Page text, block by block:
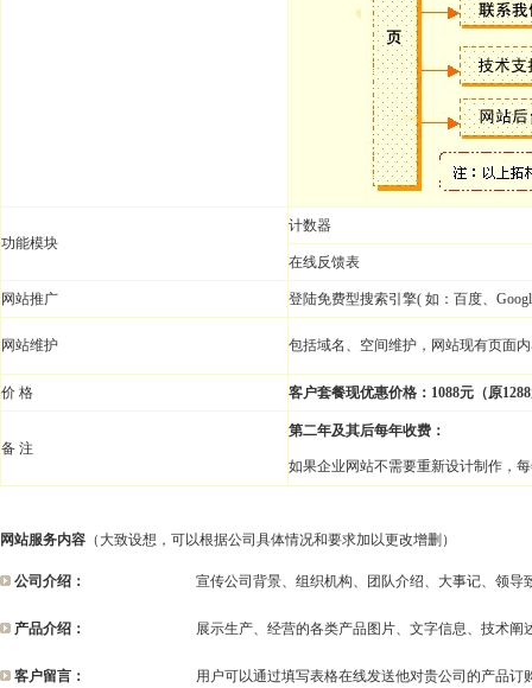
功能模块
计数器
在线反馈表
网站推广 登陆免费型搜索引擎( 如：百度、
网站维护 包括域名、空间维护，网站现有页面
价 格 客户套餐现优惠价格：1088元（原
备 注
第二年及其后每年收费：
如果企业网站不需要重新设计制作，
网站服务内容 （大致设想，可以根据公司具体情况和要求加以更改增删）
公司介绍： 宣传公司背景、组织机构、团队介绍、大事记、领
产品介绍： 展示生产、经营的各类产品图片、文字信息、技术阐
客户留言： 用户可以通过填写表格在线发送他对贵公司的产品